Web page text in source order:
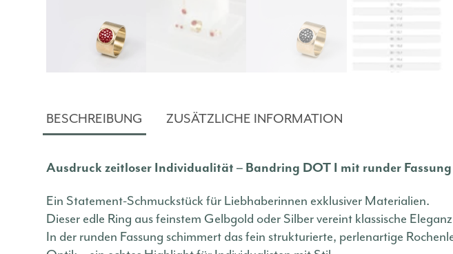
BESCHREIBUNG ZUSÄTZLICHE INFORMATION
Ausdruck zeitloser Individualität – Bandring DOT I mit runder
Ein Statement-Schmuckstück für Liebhaberinnen exklusiver Materialien.
Dieser edle Ring aus feinstem Gelbgold oder Silber vereint klassische
In der runden Fassung schimmert das fein strukturierte, perlenartige